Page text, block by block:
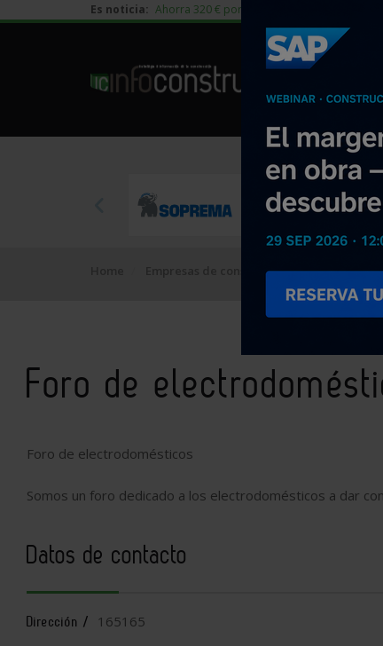
Es noticia: Ahorra 320 € por vivienda en edificación
Empresas de construcción Foro de
Foro de
Foro de electrodomésticos
Somos un foro dedicado a los electrodomésticos a dar
Datos de contacto
Dirección / 165165